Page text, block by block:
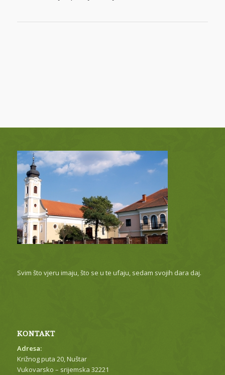
Svim što vjeru imaju, što se u te ufaju, sedam svojih dara daj.
KONTAKT
Adresa:
Križnog puta 20, Nuštar
Vukovarsko – srijemska 32221